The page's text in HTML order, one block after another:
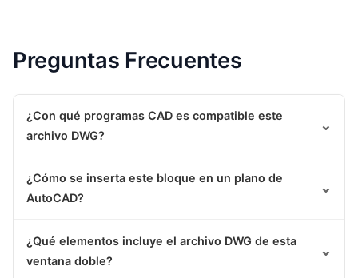
Preguntas Frecuentes
¿Con qué programas CAD es compatible este
archivo DWG?
⌄
¿Cómo se inserta este bloque en un plano de
AutoCAD?
⌄
¿Qué elementos incluye el archivo DWG de esta
ventana doble?
⌄